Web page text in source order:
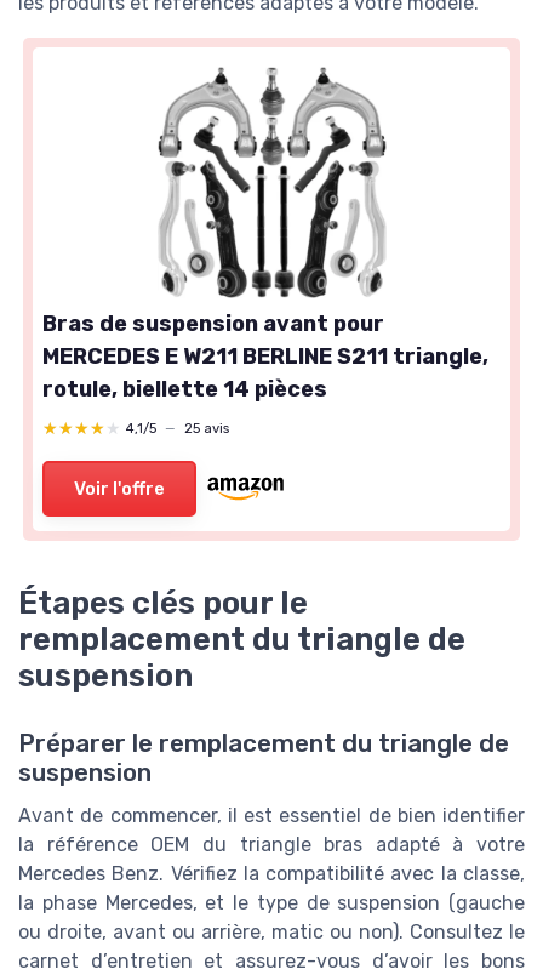
Bras de suspension avant pour
MERCEDES E W211 BERLINE S211 triangle,
rotule, biellette 14 pièces
★★★★★
★★★★★ 4,1/5 — 25 avis
Voir l'offre
Étapes clés pour le
remplacement du triangle de
suspension
Préparer le remplacement du triangle de
suspension
Avant de commencer, il est essentiel de bien identifier
la référence OEM du triangle bras adapté à votre
Mercedes Benz. Vérifiez la compatibilité avec la classe,
la phase Mercedes, et le type de suspension (gauche
ou droite, avant ou arrière, matic ou non). Consultez le
carnet d’entretien et assurez-vous d’avoir les bons